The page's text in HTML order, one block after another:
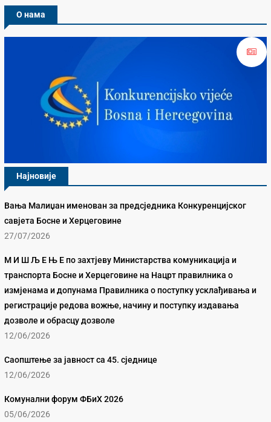
О нама
Најновије
Вања Малиџан именован за предсједника Конкуренцијског
савјета Босне и Херцеговине
27/07/2026
М И Ш Љ Е Њ Е по захтјеву Министарства комуникација и
транспорта Босне и Херцеговине на Нацрт правилника о
измјенама и допунама Правилника о поступку усклађивања и
регистрације редова вожње, начину и поступку издавања
дозволе и обрасцу дозволе
12/06/2026
Саопштење за јавност са 45. сједнице
12/06/2026
Комунални форум ФБиХ 2026
05/06/2026